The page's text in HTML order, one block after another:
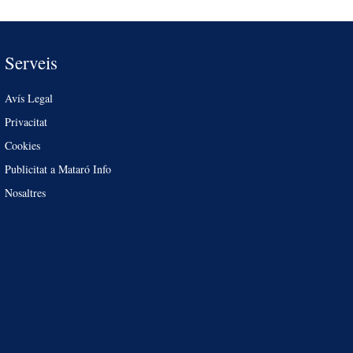
Serveis
Avís Legal
Privacitat
Cookies
Publicitat a Mataró Info
Nosaltres